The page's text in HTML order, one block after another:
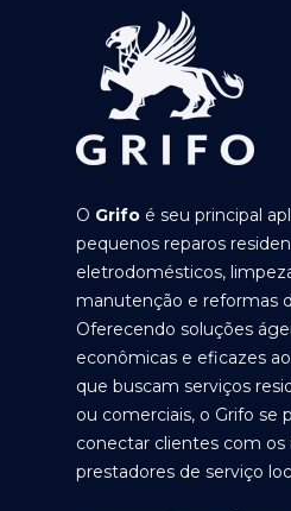
O Grifo é seu principal
pequenos reparos
eletrodomésticos,
manutenção e reformas
Oferecendo soluções
econômicas e eficazes
que buscam serviços
ou comerciais, o Grifo se
conectar clientes com os
prestadores de serviço